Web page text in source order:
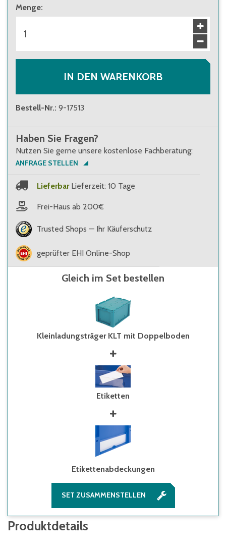
ab 1 Stück
68,50 €
ab 20 Stück
62,50 €
Menge:
IN DEN WARENKORB
Bestell-Nr.: 9-17513
Haben Sie Fragen?
Nutzen Sie gerne unsere kostenlose Fachberatung:
ANFRAGE STELLEN
Lieferbar Lieferzeit: 10 Tage
Frei-Haus ab 200€
Trusted Shops — Ihr Käuferschutz
geprüfter EHI Online-Shop
Gleich im Set bestellen
Kleinladungsträger KLT mit Doppelboden
Etiketten
Etikettenabdeckungen
SET ZUSAMMENSTELLEN
Produktdetails